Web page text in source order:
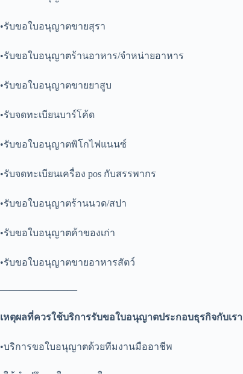
•รับขอใบอนุญาตขายสุรา
•รับขอใบอนุญาตร้านอาหาร/จำหน่ายอาหาร
•รับขอใบอนุญาตขายยาสูบ
•รับจดทะเบียนบาร์โค้ด
•รับขอใบอนุญาตพิโกไฟแนนซ์
•รับจดทะเบียนเครื่อง pos กับสรรพากร
•รับขอใบอนุญาตร้านนวด/สปา
•รับขอใบอนุญาตค้าของเก่า
•รับขอใบอนุญาตขายอาหารสัตว์
————————
เหตุผลที่ควรใช้บริการรับขอใบอนุญาตประกอบธุรกิจกับเรา
•บริการขอใบอนุญาตด้วยทีมงานมืออาชีพ